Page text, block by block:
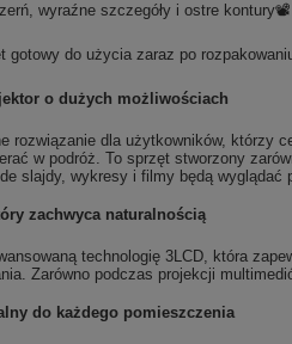
wyraźne szczegóły i ostre kontury📽️
gotowy do użycia zaraz po
o dużych możliwościach
rozwiązanie dla użytkowników, którzy
w podróż. To sprzęt stworzony
slajdy, wykresy i filmy będą wyglądać
zachwyca naturalnością
technologię 3LCD, która
Zarówno podczas projekcji
do każdego pomieszczenia